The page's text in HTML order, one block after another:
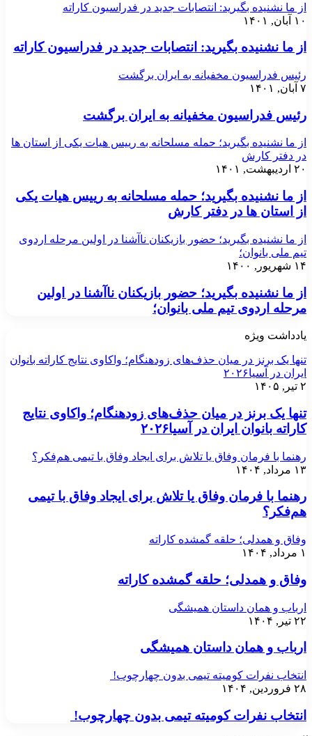
از ما نشنیده بگیرید: انتصابات جدید در فدراسیون کاراته
۱۰ آبان, ۱۴۰۱
از ما نشنیده بگیرید: انتصابات جدید در فدراسیون کاراته
رئیس فدراسیون مخفیانه به ایران برگشت
۷ آبان, ۱۴۰۱
رئیس فدراسیون مخفیانه به ایران برگشت
از ما نشنیده بگیرید؛ حمله مسلحانه به رییس هیات یکی از استان ها
در دفتر کارش
۲۰ اردیبهشت, ۱۴۰۱
از ما نشنیده بگیرید؛ حمله مسلحانه به رییس هیات یکی
از استان ها در دفتر کارش
از ما نشنیده بگیرید؛ حضور بازیکنان ناآشنا در اولین مرحله اردوی
تیم ملی بانوان؛
۱۴ شهریور, ۱۴۰۰
از ما نشنیده بگیرید؛ حضور بازیکنان ناآشنا در اولین
مرحله اردوی تیم ملی بانوان؛
یادداشت ویژه
تنها یک برنز در میان حذف‌های زودهنگام؛ واکاوی نتایج کاراته بانوان
ایران در آسیا۲۰۲۶
۲ تیر, ۱۴۰۵
تنها یک برنز در میان حذف‌های زودهنگام؛ واکاوی نتایج
کاراته بانوان ایران در آسیا۲۰۲۶
رهنما با فرمان وفاق یا تلاش برای ایجاد وفاق با تیمی هم‌فکر؟
۱۳ مرداد, ۱۴۰۴
رهنما با فرمان وفاق یا تلاش برای ایجاد وفاق با تیمی
هم‌فکر؟
وفاق و همدلی؛ حلقه گمشده کاراته
۱ مرداد, ۱۴۰۴
وفاق و همدلی؛ حلقه گمشده کاراته
ارباب و همان داستان همیشگی
۲۲ تیر, ۱۴۰۴
ارباب و همان داستان همیشگی
انتخاب نفرات کومیته تیمی بدون چهارچوب!
۲۸ فروردین, ۱۴۰۴
انتخاب نفرات کومیته تیمی بدون چهارچوب!